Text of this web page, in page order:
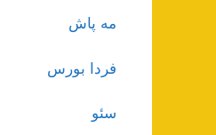
مه پاش
فردا بورس
سئو